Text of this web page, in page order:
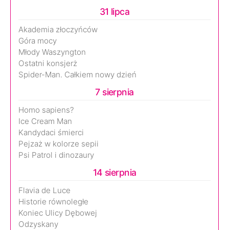
31 lipca
Akademia złoczyńców
Góra mocy
Młody Waszyngton
Ostatni konsjerż
Spider-Man. Całkiem nowy dzień
7 sierpnia
Homo sapiens?
Ice Cream Man
Kandydaci śmierci
Pejzaż w kolorze sepii
Psi Patrol i dinozaury
14 sierpnia
Flavia de Luce
Historie równoległe
Koniec Ulicy Dębowej
Odzyskany